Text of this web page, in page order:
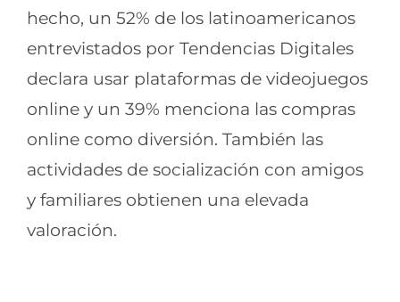
hecho, un 52% de los latinoamericanos
entrevistados por Tendencias Digitales
declara usar plataformas de videojuegos
online y un 39% menciona las compras
online como diversión. También las
actividades de socialización con amigos
y familiares obtienen una elevada
valoración.